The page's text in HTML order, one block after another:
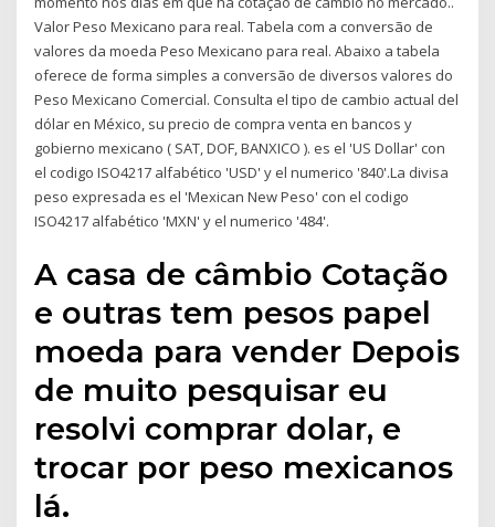
Valor Peso Mexicano para real. Tabela com a conversão de
valores da moeda Peso Mexicano para real. Abaixo a tabela
oferece de forma simples a conversão de diversos valores do
Peso Mexicano Comercial. Consulta el tipo de cambio actual del
dólar en México, su precio de compra venta en bancos y
gobierno mexicano ( SAT, DOF, BANXICO ). es el 'US Dollar' con
el codigo ISO4217 alfabético 'USD' y el numerico '840'.La divisa
peso expresada es el 'Mexican New Peso' con el codigo
ISO4217 alfabético 'MXN' y el numerico '484'.
A casa de câmbio Cotação
e outras tem pesos papel
moeda para vender Depois
de muito pesquisar eu
resolvi comprar dolar, e
trocar por peso mexicanos
lá.